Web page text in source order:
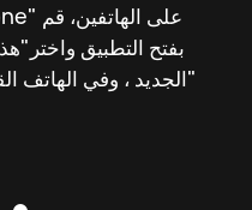
بفتح التطبيق
الجديد ، وفي الهاتف القديم اختر "هذا هو الهاتف القديم"